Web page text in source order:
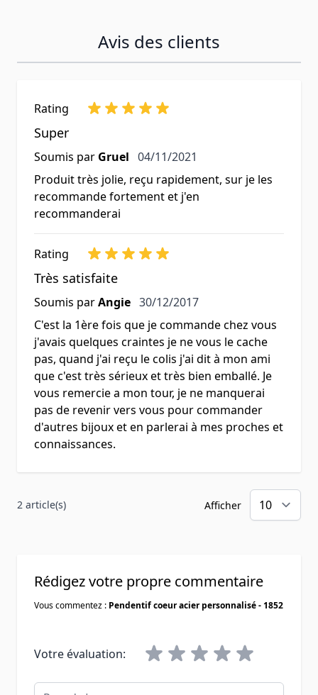
Avis des clients
Rating
Super
Soumis par Gruel 4 novembre 2021
04/11/2021
Produit très jolie, reçu rapidement, sur je les
recommande fortement et j'en
recommanderai
Rating
Très satisfaite
Soumis parAngie 30 décembre 2017
30/12/2017
C'est la 1ère fois que je commande chez vous
j'avais quelques craintes je ne vous le cache
pas, quand j'ai reçu le colis j'ai dit à mon ami
que c'est très sérieux et très bien emballé. Je
vous remercie a mon tour, je ne manquerai
pas de revenir vers vous pour commander
d'autres bijoux et en parlerai à mes proches et
connaissances.
2 article(s) Afficher
Rédigez votre propre commentaire
Vous commentez : Pendentif coeur acier personnalisé - 1852
Votre évaluation:
Pseudo